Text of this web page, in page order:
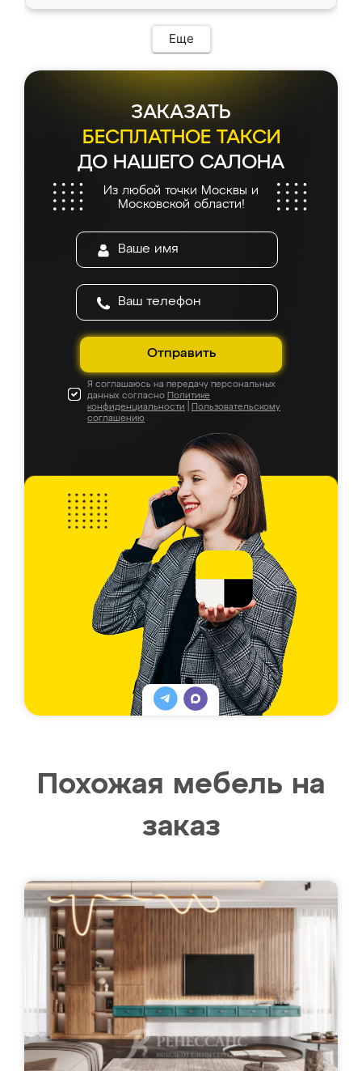
Еще
ЗАКАЗАТЬ
БЕСПЛАТНОЕ ТАКСИ
ДО НАШЕГО САЛОНА
Из любой точки Москвы и
Московской области!
Отправить
Я соглашаюсь на передачу персональных
данных согласно Политике
конфиденциальности
Пользовательскому
соглашению
Похожая мебель на
заказ